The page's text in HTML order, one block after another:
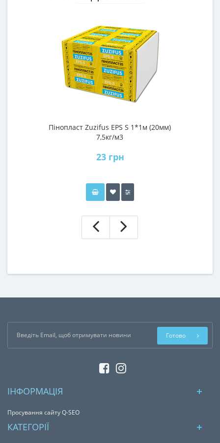
Пінопласт Zuzifus EPS S 1*1м (20мм)
7,5кг/м3
23 грн
Готово
ІНФОРМАЦІЯ
Просування сайту Q-SEO
КАТЕГОРІЇ